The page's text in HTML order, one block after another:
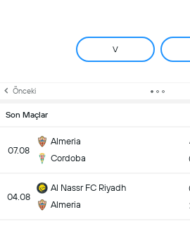
V
Önceki
Son Maçlar
07.08
Almeria
Cordoba
04.08
Al Nassr FC Riyadh
Almeria